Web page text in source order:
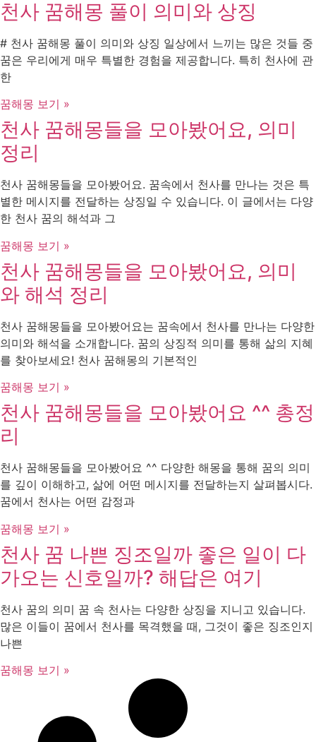
천사 꿈해몽 풀이 의미와 상징
# 천사 꿈해몽 풀이 의미와 상징 일상에서 느끼는 많은 것들 중
꿈은 우리에게 매우 특별한 경험을 제공합니다. 특히 천사에 관
한
꿈해몽 보기 »
천사 꿈해몽들을 모아봤어요, 의미
정리
천사 꿈해몽들을 모아봤어요. 꿈속에서 천사를 만나는 것은 특
별한 메시지를 전달하는 상징일 수 있습니다. 이 글에서는 다양
한 천사 꿈의 해석과 그
꿈해몽 보기 »
천사 꿈해몽들을 모아봤어요, 의미
와 해석 정리
천사 꿈해몽들을 모아봤어요는 꿈속에서 천사를 만나는 다양한
의미와 해석을 소개합니다. 꿈의 상징적 의미를 통해 삶의 지혜
를 찾아보세요! 천사 꿈해몽의 기본적인
꿈해몽 보기 »
천사 꿈해몽들을 모아봤어요 ^^ 총정
리
천사 꿈해몽들을 모아봤어요 ^^ 다양한 해몽을 통해 꿈의 의미
를 깊이 이해하고, 삶에 어떤 메시지를 전달하는지 살펴봅시다.
꿈에서 천사는 어떤 감정과
꿈해몽 보기 »
천사 꿈 나쁜 징조일까 좋은 일이 다
가오는 신호일까? 해답은 여기
천사 꿈의 의미 꿈 속 천사는 다양한 상징을 지니고 있습니다.
많은 이들이 꿈에서 천사를 목격했을 때, 그것이 좋은 징조인지
나쁜
꿈해몽 보기 »